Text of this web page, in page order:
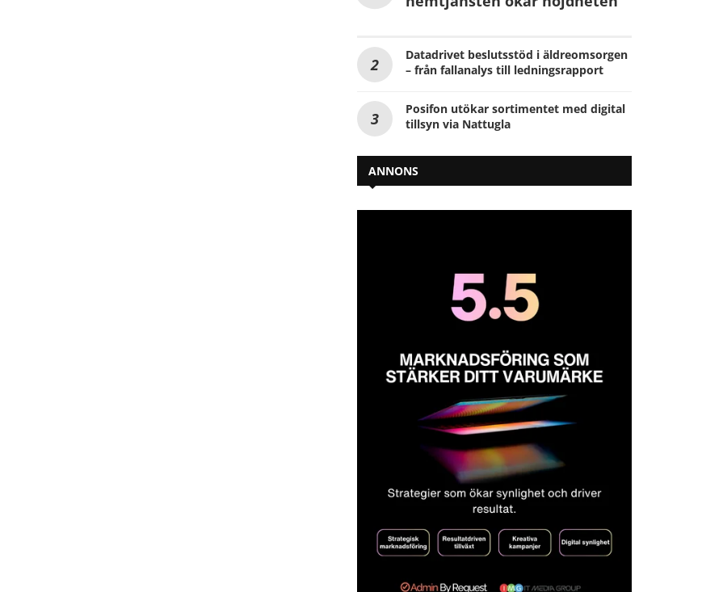
Datadrivet beslutsstöd i äldreomsorgen
– från fallanalys till ledningsrapport
Posifon utökar sortimentet med digital
tillsyn via Nattugla
ANNONS